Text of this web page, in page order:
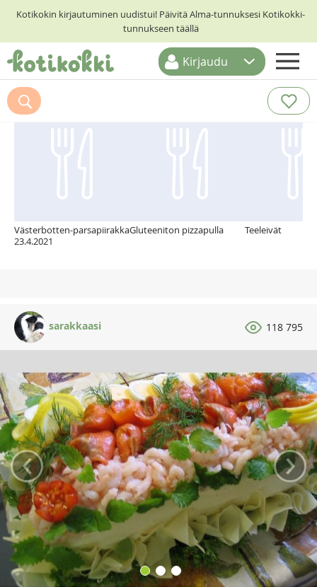
Kotikokin kirjautuminen uudistui! Päivitä Alma-tunnuksesi Kotikokki-
tunnukseen täällä
ETUSIVU
RESEPTIHAKU
Kirjaudu
Suosittelemme myös
Västerbotten-parsapiirakka
23.4.2021
Gluteeniton pizzapulla Teeleivät
sarakkaasi 118 795
‹ ›